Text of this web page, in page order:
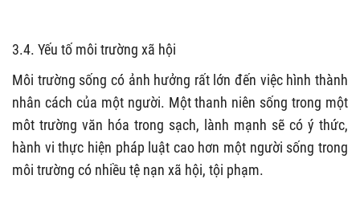
3.4. Yếu tố môi trường xã hội
Môi trường sống có ảnh hưởng rất lớn đến việc hình thành
nhân cách của một người. Một thanh niên sống trong một
môt trường văn hóa trong sạch, lành mạnh sẽ có ý thức,
hành vi thực hiện pháp luật cao hơn một người sống trong
môi trường có nhiều tệ nạn xã hội, tội phạm.